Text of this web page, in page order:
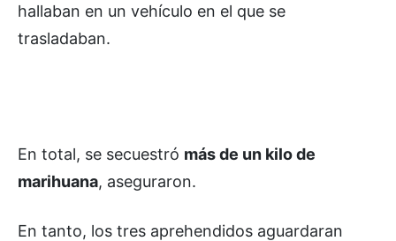
hallaban en un vehículo en el que se
trasladaban.
En total, se secuestró más de un kilo de
marihuana, aseguraron.
En tanto, los tres aprehendidos aguardaran